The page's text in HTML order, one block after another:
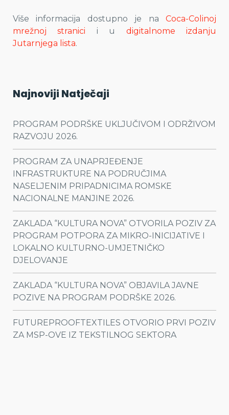
Više informacija dostupno je na Coca-Colinoj
mrežnoj stranici i u digitalnome izdanju
Jutarnjega lista.
Najnoviji Natječaji
PROGRAM PODRŠKE UKLJUČIVOM I ODRŽIVOM
RAZVOJU 2026.
PROGRAM ZA UNAPRJEĐENJE
INFRASTRUKTURE NA PODRUČJIMA
NASELJENIM PRIPADNICIMA ROMSKE
NACIONALNE MANJINE 2026.
ZAKLADA “KULTURA NOVA” OTVORILA POZIV ZA
PROGRAM POTPORA ZA MIKRO-INICIJATIVE I
LOKALNO KULTURNO-UMJETNIČKO
DJELOVANJE
ZAKLADA “KULTURA NOVA” OBJAVILA JAVNE
POZIVE NA PROGRAM PODRŠKE 2026.
FUTUREPROOFTEXTILES OTVORIO PRVI POZIV
ZA MSP-OVE IZ TEKSTILNOG SEKTORA